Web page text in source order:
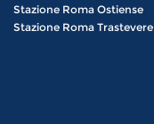
Stazione Roma Ostiense
Stazione Roma Trastevere